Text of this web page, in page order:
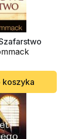
koszyka